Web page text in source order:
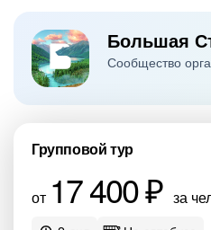
Большая
Сообщество
Групповой тур
от 17 400 ₽ за